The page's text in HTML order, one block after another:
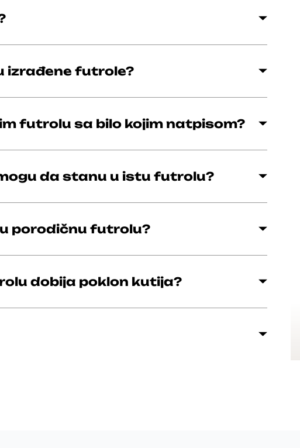
izrađene futrole?
futrolu sa bilo kojim natpisom?
da stanu u istu futrolu?
porodičnu futrolu?
dobija poklon kutija?